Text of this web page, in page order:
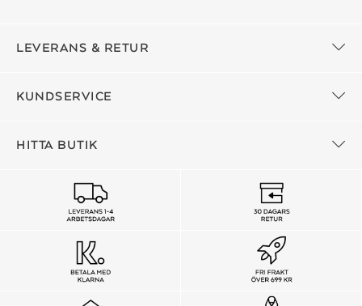
LEVERANS & RETUR
KUNDSERVICE
HITTA BUTIK